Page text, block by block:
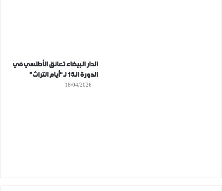
الدار البيضاء تعانق الأطلسي في
الدورة الـ15 لـ “أيام التراث”
18/04/2026